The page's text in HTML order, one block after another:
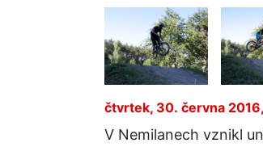
čtvrtek, 30. června
V Nemilanech vznikl